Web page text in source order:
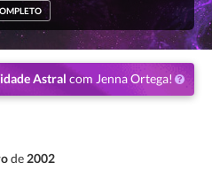
Astral com Jenna Ortega!
de 2002